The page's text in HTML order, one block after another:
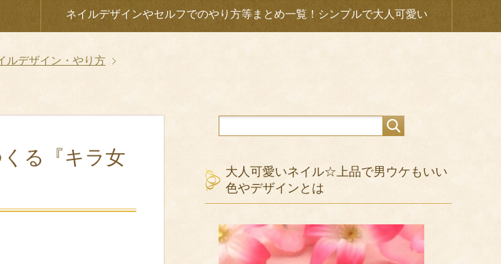
ネイルデザインやセルフでのやり方等まとめ一覧！シンプルで大人可愛い
ルデザイン・やり方
る『キラ女
大人可愛いネイル☆上品で男ウケもいい
色やデザインとは